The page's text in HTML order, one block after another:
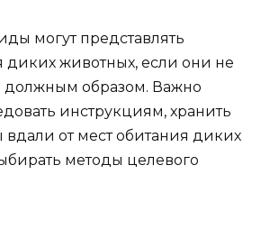
могут представлять
диких животных, если они не
должным образом. Важно
инструкциям, хранить
от мест обитания диких
методы целевого